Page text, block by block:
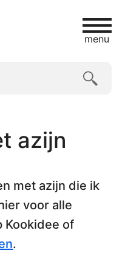
menu
azijn
met azijn die ik
voor alle
Kookidee of
.